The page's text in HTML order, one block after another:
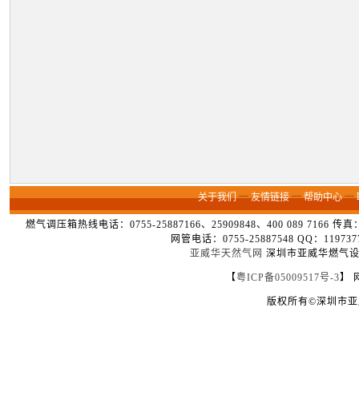
关于我们┈友情链接┈帮助中心┈
燃气调压箱热线电话：0755-25887166、25909848、400 089 7166 传
网管电话：0755-25887548 QQ：
亚威华天然气网 深圳市亚威华燃气
【粤ICP备05009517号-3】
版权所有©深圳市